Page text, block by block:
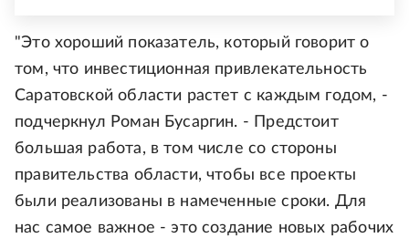
"Это хороший показатель, который говорит о
том, что инвестиционная привлекательность
Саратовской области растет с каждым годом, -
подчеркнул Роман Бусаргин. - Предстоит
большая работа, в том числе со стороны
правительства области, чтобы все проекты
были реализованы в намеченные сроки. Для
нас самое важное - это создание новых рабочих